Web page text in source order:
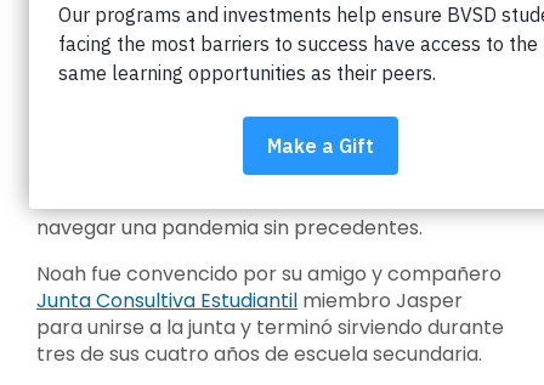
Por Karen Antonacci
adulto solo dos semanas antes de graduarse de
Boulder High. Sin embargo, antes de alcanzar
cualquiera de esos hitos, Noah ayudó al liderazgo
navegar una pandemia sin precedentes.
Noah fue convencido por su amigo y compañero
Junta Consultiva Estudiantil miembro Jasper
para unirse a la junta y terminó sirviendo durante
tres de sus cuatro años de escuela secundaria.